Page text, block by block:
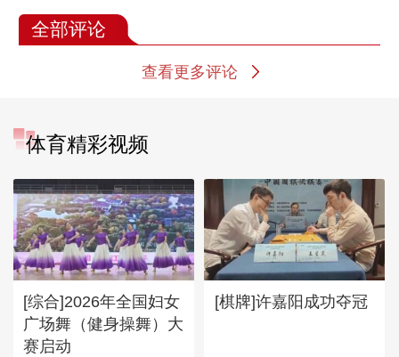
全部评论
查看更多评论
体育精彩视频
[综合]2026年全国妇女
广场舞（健身操舞）大
赛启动
[棋牌]许嘉阳成功夺冠